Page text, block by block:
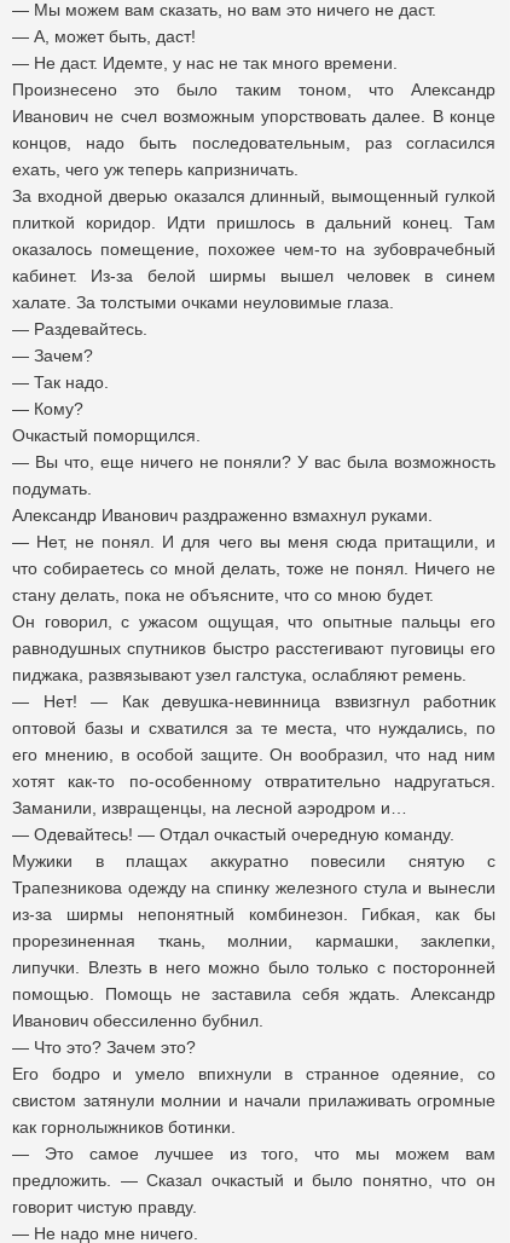
— Мы можем вам сказать, но вам это ничего не даст.
— А, может быть, даст!
— Не даст. Идемте, у нас не так много времени.
Произнесено это было таким тоном, что Александр
Иванович не счел возможным упорствовать далее. В конце
концов, надо быть последовательным, раз согласился
ехать, чего уж теперь капризничать.
За входной дверью оказался длинный, вымощенный гулкой
плиткой коридор. Идти пришлось в дальний конец. Там
оказалось помещение, похожее чем-то на зубоврачебный
кабинет. Из-за белой ширмы вышел человек в синем
халате. За толстыми очками неуловимые глаза.
— Раздевайтесь.
— Зачем?
— Так надо.
— Кому?
Очкастый поморщился.
— Вы что, еще ничего не поняли? У вас была возможность
подумать.
Александр Иванович раздраженно взмахнул руками.
— Нет, не понял. И для чего вы меня сюда притащили, и
что собираетесь со мной делать, тоже не понял. Ничего не
стану делать, пока не объясните, что со мною будет.
Он говорил, с ужасом ощущая, что опытные пальцы его
равнодушных спутников быстро расстегивают пуговицы его
пиджака, развязывают узел галстука, ослабляют ремень.
— Нет! — Как девушка-невинница взвизгнул работник
оптовой базы и схватился за те места, что нуждались, по
его мнению, в особой защите. Он вообразил, что над ним
хотят как-то по-особенному отвратительно надругаться.
Заманили, извращенцы, на лесной аэродром и…
— Одевайтесь! — Отдал очкастый очередную команду.
Мужики в плащах аккуратно повесили снятую с
Трапезникова одежду на спинку железного стула и вынесли
из-за ширмы непонятный комбинезон. Гибкая, как бы
прорезиненная ткань, молнии, кармашки, заклепки,
липучки. Влезть в него можно было только с посторонней
помощью. Помощь не заставила себя ждать. Александр
Иванович обессиленно бубнил.
— Что это? Зачем это?
Его бодро и умело впихнули в странное одеяние, со
свистом затянули молнии и начали прилаживать огромные
как горнолыжников ботинки.
— Это самое лучшее из того, что мы можем вам
предложить. — Сказал очкастый и было понятно, что он
говорит чистую правду.
— Не надо мне ничего.